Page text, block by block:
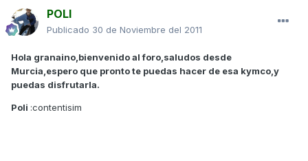
POLI
Publicado 30 de Noviembre del 2011
Hola granaino,bienvenido al foro,saludos desde
Murcia,espero que pronto te puedas hacer de esa kymco,y
puedas disfrutarla.
Poli :contentisim